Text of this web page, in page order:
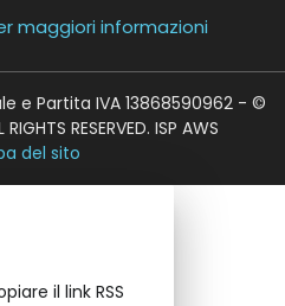
maggiori informazioni
e Partita IVA 13868590962 - ©
RESERVED. ISP AWS
del sito
il link RSS